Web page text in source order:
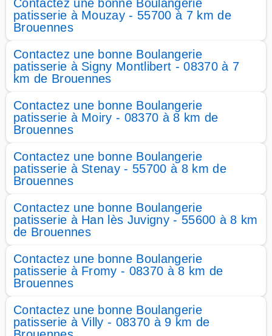
Contactez une bonne Boulangerie
patisserie à Mouzay - 55700 à 7 km de
Brouennes
Contactez une bonne Boulangerie
patisserie à Signy Montlibert - 08370 à 7
km de Brouennes
Contactez une bonne Boulangerie
patisserie à Moiry - 08370 à 8 km de
Brouennes
Contactez une bonne Boulangerie
patisserie à Stenay - 55700 à 8 km de
Brouennes
Contactez une bonne Boulangerie
patisserie à Han lès Juvigny - 55600 à 8 km
de Brouennes
Contactez une bonne Boulangerie
patisserie à Fromy - 08370 à 8 km de
Brouennes
Contactez une bonne Boulangerie
patisserie à Villy - 08370 à 9 km de